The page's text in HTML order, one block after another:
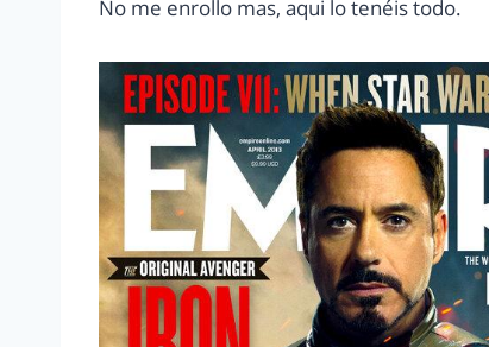
No me enrollo mas, aqui lo tenéis todo.